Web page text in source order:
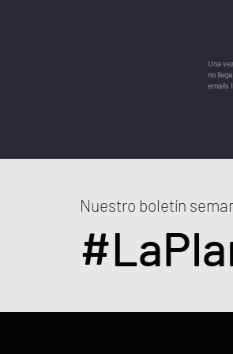
Una
no
emails
Nuestro boletín